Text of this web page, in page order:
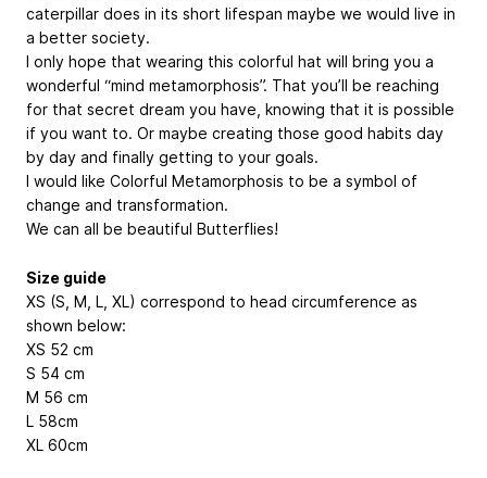
caterpillar does in its short lifespan maybe we would live in
a better society.
I only hope that wearing this colorful hat will bring you a
wonderful “mind metamorphosis”. That you’ll be reaching
for that secret dream you have, knowing that it is possible
if you want to. Or maybe creating those good habits day
by day and finally getting to your goals.
I would like Colorful Metamorphosis to be a symbol of
change and transformation.
We can all be beautiful Butterflies!
Size guide
XS (S, M, L, XL) correspond to head circumference as
shown below:
XS 52 cm
S 54 cm
M 56 cm
L 58cm
XL 60cm